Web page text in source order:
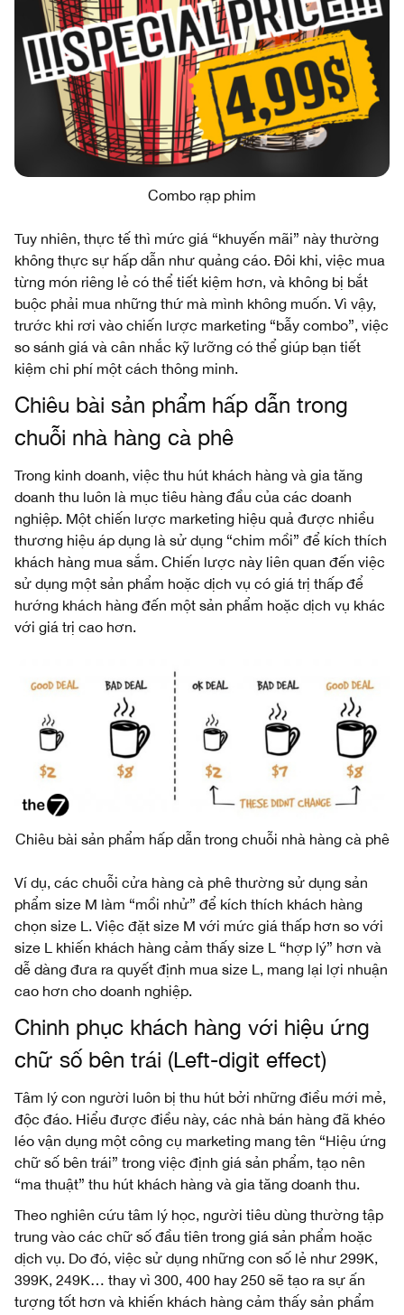
Combo rạp phim
Tuy nhiên, thực tế thì mức giá “khuyến mãi” này thường
không thực sự hấp dẫn như quảng cáo. Đôi khi, việc mua
từng món riêng lẻ có thể tiết kiệm hơn, và không bị bắt
buộc phải mua những thứ mà mình không muốn. Vì vậy,
trước khi rơi vào chiến lược marketing “bẫy combo”, việc
so sánh giá và cân nhắc kỹ lưỡng có thể giúp bạn tiết
kiệm chi phí một cách thông minh.
Chiêu bài sản phẩm hấp dẫn trong
chuỗi nhà hàng cà phê
Trong kinh doanh, việc thu hút khách hàng và gia tăng
doanh thu luôn là mục tiêu hàng đầu của các doanh
nghiệp. Một chiến lược marketing hiệu quả được nhiều
thương hiệu áp dụng là sử dụng “chim mồi” để kích thích
khách hàng mua sắm. Chiến lược này liên quan đến việc
sử dụng một sản phẩm hoặc dịch vụ có giá trị thấp để
hướng khách hàng đến một sản phẩm hoặc dịch vụ khác
với giá trị cao hơn.
Chiêu bài sản phẩm hấp dẫn trong chuỗi nhà hàng cà phê
Ví dụ, các chuỗi cửa hàng cà phê thường sử dụng sản
phẩm size M làm “mồi nhử” để kích thích khách hàng
chọn size L. Việc đặt size M với mức giá thấp hơn so với
size L khiến khách hàng cảm thấy size L “hợp lý” hơn và
dễ dàng đưa ra quyết định mua size L, mang lại lợi nhuận
cao hơn cho doanh nghiệp.
Chinh phục khách hàng với hiệu ứng
chữ số bên trái (Left-digit effect)
Tâm lý con người luôn bị thu hút bởi những điều mới mẻ,
độc đáo. Hiểu được điều này, các nhà bán hàng đã khéo
léo vận dụng một công cụ marketing mang tên “Hiệu ứng
chữ số bên trái” trong việc định giá sản phẩm, tạo nên
“ma thuật” thu hút khách hàng và gia tăng doanh thu.
Theo nghiên cứu tâm lý học, người tiêu dùng thường tập
trung vào các chữ số đầu tiên trong giá sản phẩm hoặc
dịch vụ. Do đó, việc sử dụng những con số lẻ như 299K,
399K, 249K… thay vì 300, 400 hay 250 sẽ tạo ra sự ấn
tượng tốt hơn và khiến khách hàng cảm thấy sản phẩm